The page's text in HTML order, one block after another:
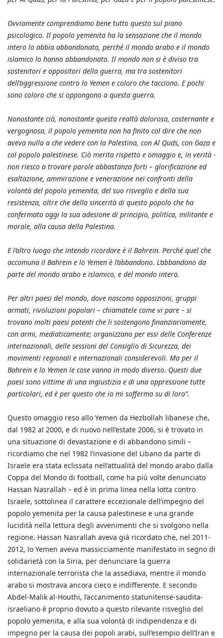
Ovviamente comprendiamo bene tutto questo sul piano
psicologico. Il popolo yemenita ha la sensazione che il mondo
intero lo abbia abbandonato, perché il mondo arabo e il mondo
islamico lo hanno abbandonato. Il mondo non si è diviso tra
sostenitori e oppositori della guerra, ma tra sostenitori
dell’aggressione contro lo Yemen e coloro che tacciono. E pochi
sono coloro che si oppongono a questa guerra.
Nonostante ciò, nonostante questa realtà dolorosa, costernante e
vergognosa, il popolo yemenita non ha finito col dire che non
aveva nulla a che vedere con la Palestina, con Al Quds, con Gaza e
col popolo palestinese. Ciò merita rispetto e omaggio e, in verità -
non riesco a trovare parole abbastanza forti – glorificazione ed
esaltazione, ammirazione e venerazione nei confronti della
volontà del popolo yemenita, del suo risveglio e della sua
resistenza, oltre che della sincerità di questo popolo che ha
confermato oggi la sua adesione di principio, politica, militante e
morale, alla causa della Palestina.
E l’altro luogo che intendo ricordare è il Bahrein. Perché quel che
accomuna il Bahrein e lo Yemen è l’abbandono. L’abbandono da
parte del mondo arabo e islamico, e del mondo intero.
Per altri paesi del mondo, dove nascono opposizioni, gruppi
armati, rivoluzioni popolari – chiamatele come vi pare – si
trovano molti paesi potenti che li sostengono finanziariamente,
con armi, mediaticamente; organizzano per essi delle Conferenze
internazionali, delle sessioni del Consiglio di Sicurezza, dei
movimenti regionali e internazionali considerevoli. Ma per il
Bahrein e lo Yemen le cose vanno in modo diverso. Questi due
paesi sono vittime di una ingiustizia e di una oppressione tutte
particolari, ed è per questo che io mi soffermo su di loro”.
Questo omaggio reso allo Yemen da Hezbollah libanese che,
dal 1982 al 2000, e di nuovo nell’estate 2006, si è trovato in
una situazione di devastazione e di abbandono simili –
ricordiamo che nel 1982 l’invasione del Libano da parte di
Israele era stata eclissata nell’attualità del mondo arabo dalla
Coppa del Mondo di football, come ha più volte denunciato
Hassan Nasrallah – ed è in prima linea nella lotta contro
Israele, sottolinea il carattere eccezionale dell’impegno del
popolo yemenita per la causa palestinese e una grande
lucidità nella lettura degli avvenimenti che si svolgono nella
regione. Hassan Nasrallah aveva già ricordato che, nel 2011-
2012, lo Yemen aveva massicciamente manifestato in segno di
solidarietà con la Siria, per denunciare la guerra
internazionale terrorista che la assediava, mentre il mondo
arabo si mostrava ancora cieco e indifferente. E secondo
Abdel-Malik al-Houthi, l’accanimento statunitense-saudita-
israeliano è proprio dovuto a questo rilevante risveglio del
popolo yemenita, e alla sua volontà di indipendenza e di
impegno per la causa dei popoli arabi, sull’esempio dell’Iran e